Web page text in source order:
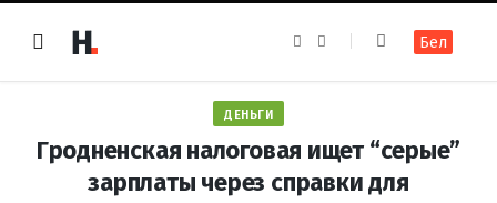
e
t
a
m
Бел
ДЕНЬГИ
Гродненская налоговая ищет “серые”
зарплаты через справки для